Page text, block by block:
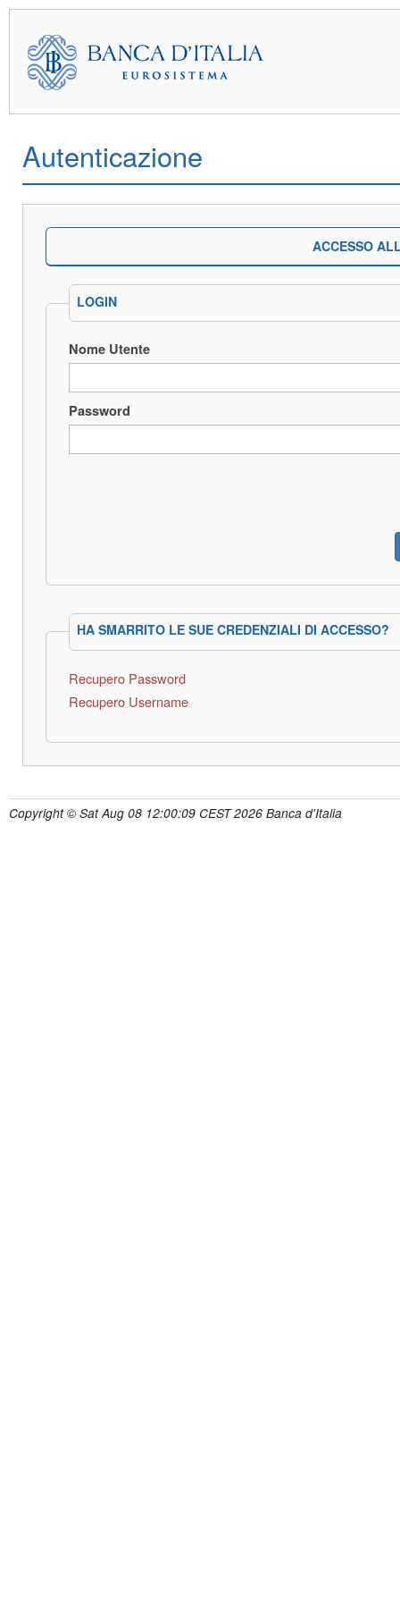
Autenticazione
ACCESSO
LOGIN
Nome Utente
Password
HA SMARRITO LE SUE CREDENZIALI DI ACCESSO?
Recupero Password
Recupero Username
Copyright © Sat Aug 08 12:00:09 CEST 2026 Banca d'Italia